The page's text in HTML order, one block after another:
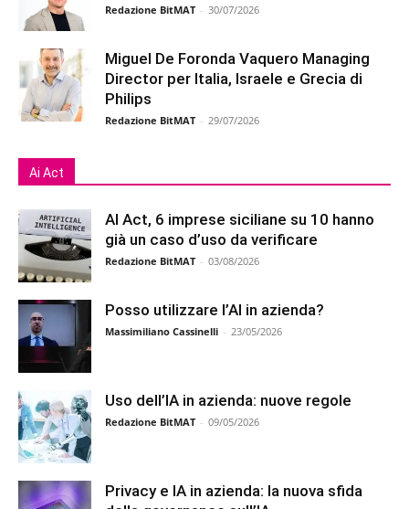
Redazione BitMAT - 30/07/2026
Miguel De Foronda Vaquero Managing
Director per Italia, Israele e Grecia di
Philips
Redazione BitMAT - 29/07/2026
Ai Act
AI Act, 6 imprese siciliane su 10 hanno
già un caso d’uso da verificare
Redazione BitMAT - 03/08/2026
Posso utilizzare l’AI in azienda?
Massimiliano Cassinelli - 23/05/2026
Uso dell’IA in azienda: nuove regole
Redazione BitMAT - 09/05/2026
Privacy e IA in azienda: la nuova sfida